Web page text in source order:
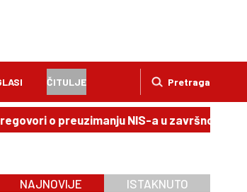
Pretraga
ČITULJE
preuzimanju NIS-a u završnoj fazi
NAJNOVIJE ISTAKNUTO